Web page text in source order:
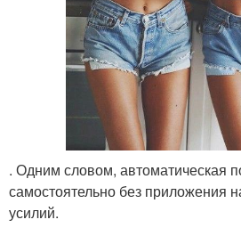
. Одним словом, автоматическая
самостоятельно без приложения
усилий.